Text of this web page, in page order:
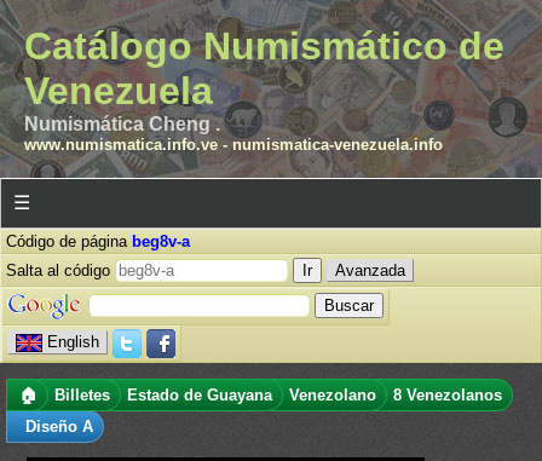
Catálogo Numismático de
Venezuela
Numismática Cheng .
www.numismatica.info.ve- numismatica-venezuela.info
☰
Código de página beg8v-a
Salta al código
Avanzada
English
🏠 Billetes Estado de Guayana Venezolano
8 Venezolanos
Diseño A